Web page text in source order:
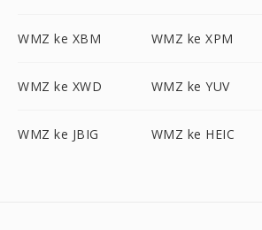
WMZ ke XBM WMZ ke XPM
WMZ ke XWD WMZ ke YUV
WMZ ke JBIG WMZ ke HEIC